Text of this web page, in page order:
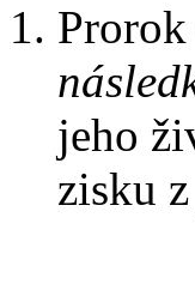
jeho
zisku